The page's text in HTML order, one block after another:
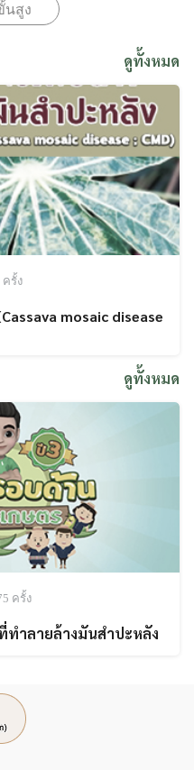
นสูง
ดูทั้งหมด
ครั้ง
mosaic disease
ดูทั้งหมด
ครั้ง
ทำลายล้างมันสำปะหลัง